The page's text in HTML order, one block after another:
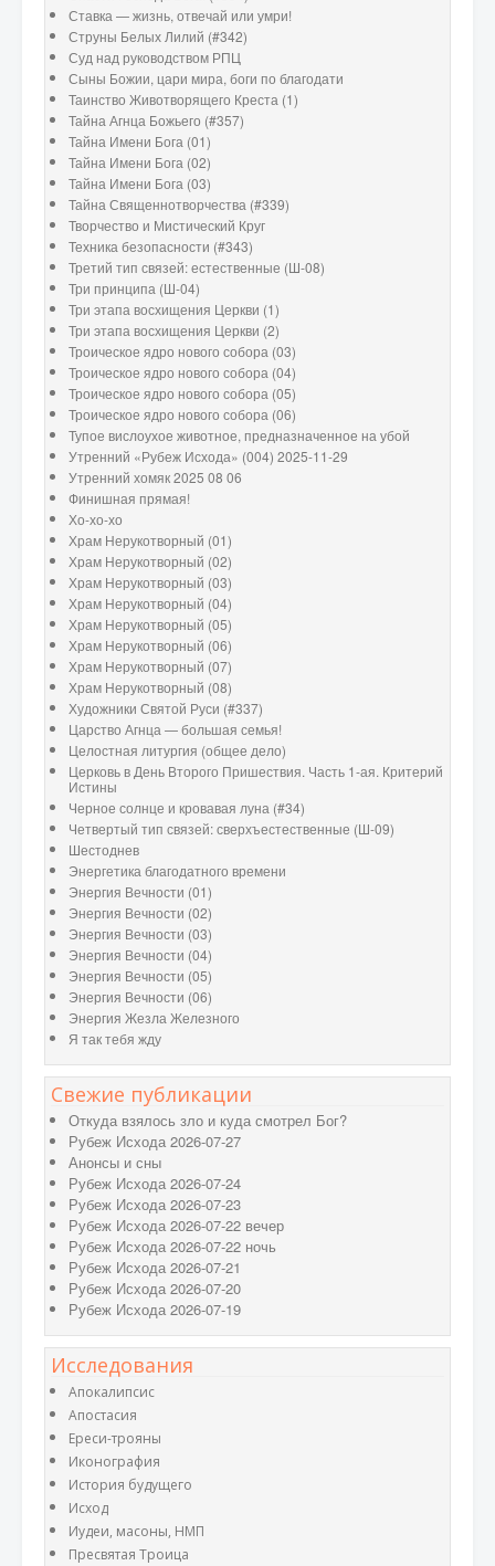
Ставка — жизнь, отвечай или умри!
Струны Белых Лилий (#342)
Суд над руководством РПЦ
Сыны Божии, цари мира, боги по благодати
Таинство Животворящего Креста (1)
Тайна Агнца Божьего (#357)
Тайна Имени Бога (01)
Тайна Имени Бога (02)
Тайна Имени Бога (03)
Тайна Священнотворчества (#339)
Творчество и Мистический Круг
Техника безопасности (#343)
Третий тип связей: естественные (Ш-08)
Три принципа (Ш-04)
Три этапа восхищения Церкви (1)
Три этапа восхищения Церкви (2)
Троическое ядро нового собора (03)
Троическое ядро нового собора (04)
Троическое ядро нового собора (05)
Троическое ядро нового собора (06)
Тупое вислоухое животное, предназначенное на убой
Утренний «Рубеж Исхода» (004) 2025-11-29
Утренний хомяк 2025 08 06
Финишная прямая!
Хо-хо-хо
Храм Нерукотворный (01)
Храм Нерукотворный (02)
Храм Нерукотворный (03)
Храм Нерукотворный (04)
Храм Нерукотворный (05)
Храм Нерукотворный (06)
Храм Нерукотворный (07)
Храм Нерукотворный (08)
Художники Святой Руси (#337)
Царство Агнца — большая семья!
Целостная литургия (общее дело)
Церковь в День Второго Пришествия. Часть 1-ая. Критерий
Истины
Черное солнце и кровавая луна (#34)
Четвертый тип связей: сверхъестественные (Ш-09)
Шестоднев
Энергетика благодатного времени
Энергия Вечности (01)
Энергия Вечности (02)
Энергия Вечности (03)
Энергия Вечности (04)
Энергия Вечности (05)
Энергия Вечности (06)
Энергия Жезла Железного
Я так тебя жду
Свежие публикации
Откуда взялось зло и куда смотрел Бог?
Рубеж Исхода 2026-07-27
Анонсы и сны
Рубеж Исхода 2026-07-24
Рубеж Исхода 2026-07-23
Рубеж Исхода 2026-07-22 вечер
Рубеж Исхода 2026-07-22 ночь
Рубеж Исхода 2026-07-21
Рубеж Исхода 2026-07-20
Рубеж Исхода 2026-07-19
Исследования
Апокалипсис
Апостасия
Ереси-трояны
Иконография
История будущего
Исход
Иудеи, масоны, НМП
Пресвятая Троица